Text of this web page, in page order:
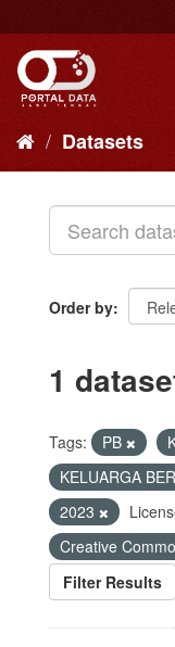
to
content
Datasets
Order by
1
Tags: PB
KELUARGA
2023
Creative
Filter Results